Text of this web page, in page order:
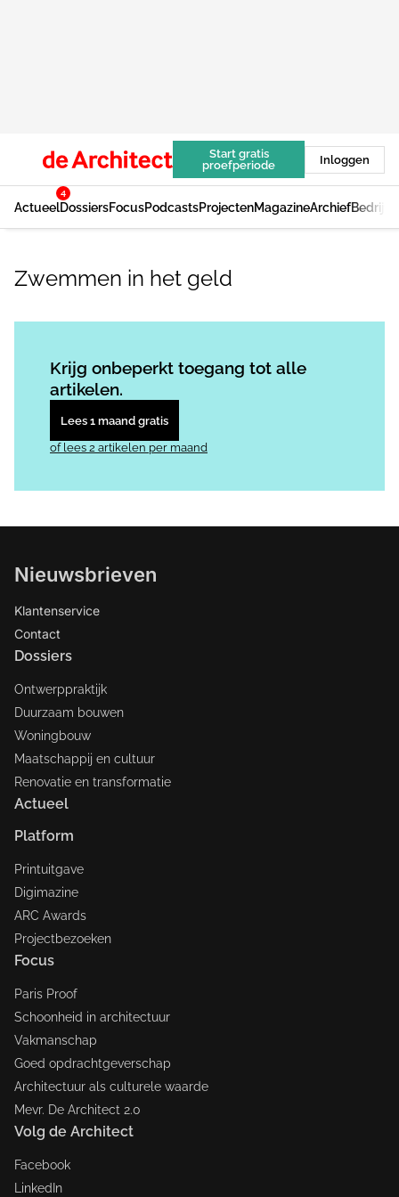
Start gratis
proefperiode
Inloggen
Actueel
4
DossiersFocusPodcastsProjectenMagazineArchief
Zwemmen in het geld
Krijg onbeperkt toegang tot alle
artikelen.
Lees 1 maand gratis
of lees 2 artikelen per maand
Nieuwsbrieven
Klantenservice
Contact
Dossiers
Ontwerppraktijk
Duurzaam bouwen
Woningbouw
Maatschappij en cultuur
Renovatie en transformatie
Actueel
Platform
Printuitgave
Digimazine
ARC Awards
Projectbezoeken
Focus
Paris Proof
Schoonheid in architectuur
Vakmanschap
Goed opdrachtgeverschap
Architectuur als culturele waarde
Mevr. De Architect 2.0
Volg de Architect
Facebook
LinkedIn